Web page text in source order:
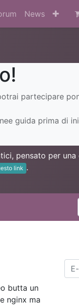
News
partecipare
guida prima di
pensato per
link .
butta un
nginx ma